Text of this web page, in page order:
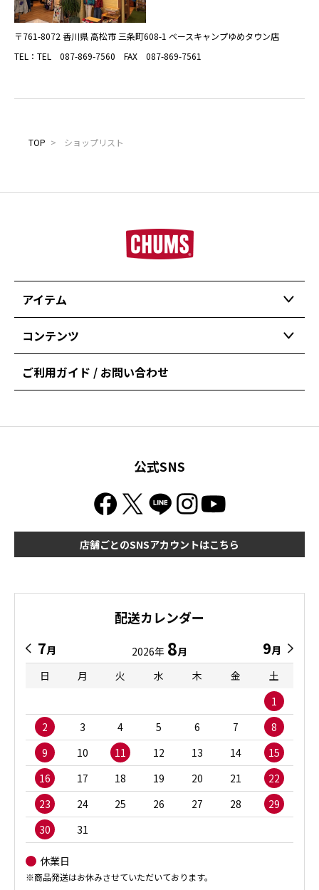
〒761-8072 香川県 高松市 三条町608-1 ベースキャンプゆめタウン店
TEL：TEL 087-869-7560 FAX 087-869-7561
TOP > ショップリスト
アイテム
コンテンツ
ご利用ガイド / お問い合わせ
公式SNS
店舗ごとのSNSアカウントはこちら
配送カレンダー
7月 2026年 8月 9月
日
月 火 水 木 金
土
1
2
3 4 5 6 7
8
9
10 11 12 13 14
15
16
17 18 19 20 21
22
23
24 25 26 27 28
29
30
31
休業日
※商品発送はお休みさせていただいております。